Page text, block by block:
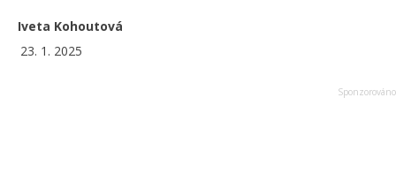
Iveta Kohoutová
23. 1. 2025